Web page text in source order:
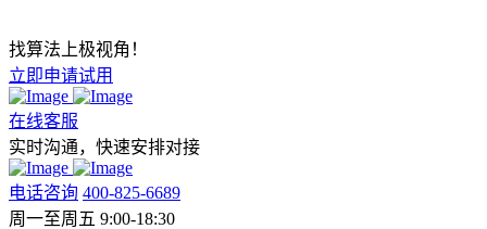
找算法上极视角！
立即申请试用
在线客服
实时沟通，快速安排对接
电话咨询 400-825-6689
周一至周五 9:00-18:30